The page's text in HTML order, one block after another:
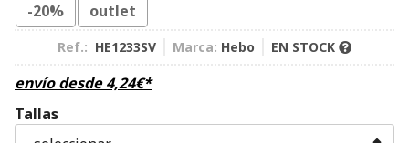
-20% outlet
Ref.: HE1233SV Marca: Hebo EN STOCK
envío desde4,24€*
Tallas